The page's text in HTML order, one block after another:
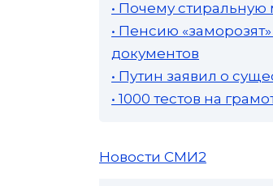
• Почему стиральную
• Пенсию
документов
• Путин заявил о
• 1000 тестов на
Новости СМИ2